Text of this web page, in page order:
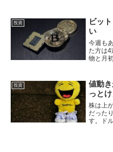
日は会
しかけ
投資
ビッ
い
今週も
た方は4
物と月
うなの
ィリエ
投資
値動
っとけ
株は上
だった
す。ド